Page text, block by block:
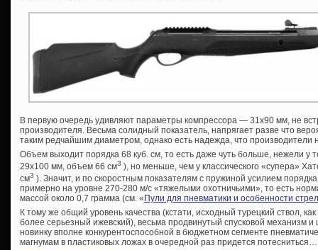
В первую очередь удивляют параметры компрессора — 31х90 мм, не
производителя. Весьма солидный показатель, напрягает разве что
таким редчайшим диаметром, однако есть надежда, что производители
Объем выходит порядка 68 куб. см, то есть даже чуть больше, нежели у
29х100 мм, объем 66 см3 ), но меньше, чем у классического «супера»
см3 ). Значит, и по скоростным показателям с пружиной усилием
примерно на уровне 270-280 м/с «тяжелыми охотничьими», то есть
массой около 0,7 грамма (см. «Пули для пневматики и особенности
К тому же общий уровень качества (кстати, исходный турецкий ствол,
более серьезный ижевский), весьма продвинутый спусковой механизм
новинку вполне конкурентоспособной в бюджетном сегменте
магнумам в пластиковых ложах в очередной раз придется потесниться…